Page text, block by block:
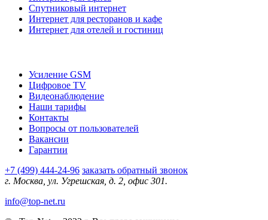
Спутниковый интернет
Интернет для ресторанов и кафе
Интернет для отелей и гостиниц
Усиление GSM
Цифровое TV
Видеонаблюдение
Наши тарифы
Контакты
Вопросы от пользователей
Вакансии
Гарантии
+7 (499) 444-24-96 заказать обратный звонок
г. Москва, ул. Угрешская, д. 2, офис 301.
info@top-net.ru